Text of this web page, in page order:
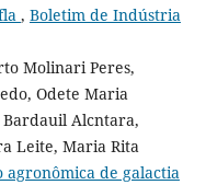
, Boletim de Indústria
Molinari Peres,
Odete Maria
Bardauil Alcntara,
Leite, Maria Rita
agronômica de galactia